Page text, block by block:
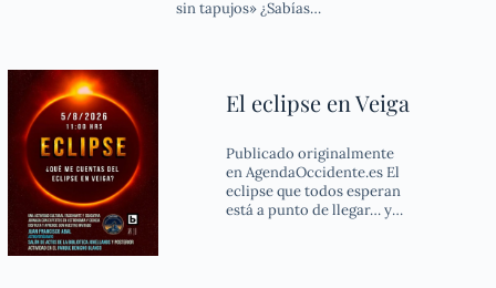
sin tapujos» ¿Sabías…
El eclipse en Veiga
Publicado originalmente
en AgendaOccidente.es El
eclipse que todos esperan
está a punto de llegar… y…